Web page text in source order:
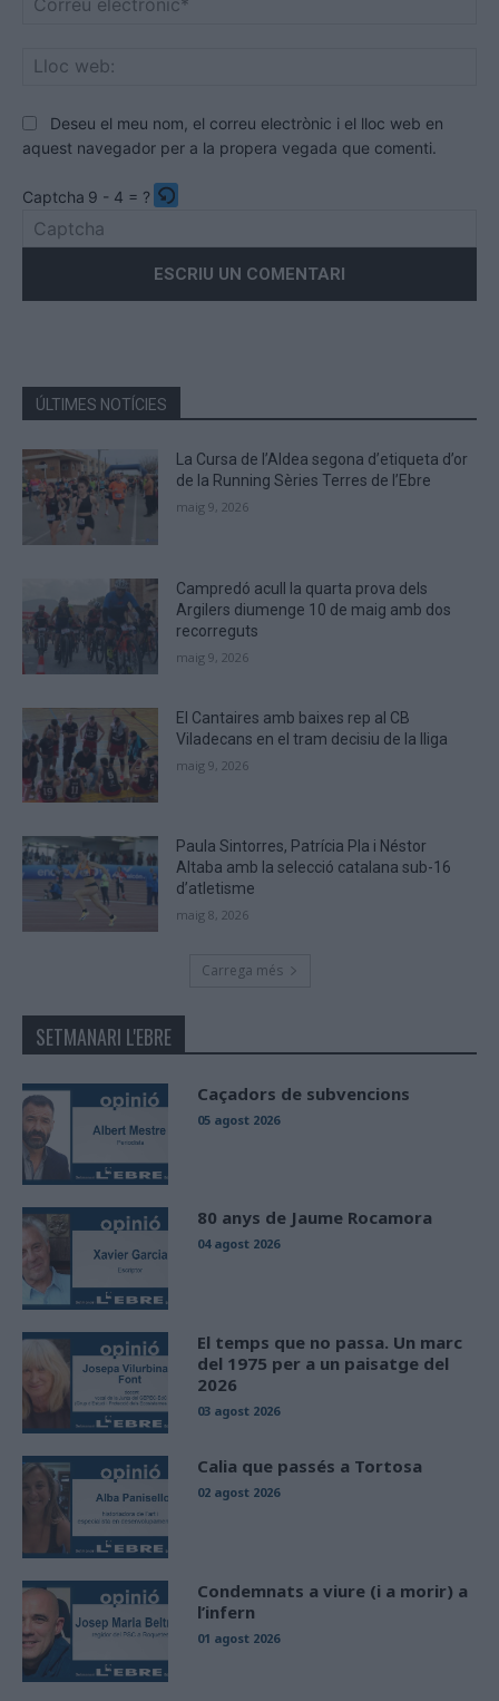
Deseu el meu nom, el correu electrònic i el lloc web en
aquest navegador per a la propera vegada que comenti.
Captcha 9 - 4 = ?
the
the
CAPTCHA
to
verify
that
you
ÚLTIMES NOTÍCIES
La Cursa de l’Aldea segona d’etiqueta d’or
de la Running Sèries Terres de l’Ebre
maig 9, 2026
Campredó acull la quarta prova dels
Argilers diumenge 10 de maig amb dos
recorreguts
maig 9, 2026
El Cantaires amb baixes rep al CB
Viladecans en el tram decisiu de la lliga
maig 9, 2026
Paula Sintorres, Patrícia Pla i Néstor
Altaba amb la selecció catalana sub-16
d’atletisme
maig 8, 2026
Carrega més
SETMANARI L'EBRE
Caçadors de subvencions
05 agost 2026
80 anys de Jaume Rocamora
04 agost 2026
El temps que no passa. Un marc
del 1975 per a un paisatge del
2026
03 agost 2026
Calia que passés a Tortosa
02 agost 2026
Condemnats a viure (i a morir) a
l’infern
01 agost 2026